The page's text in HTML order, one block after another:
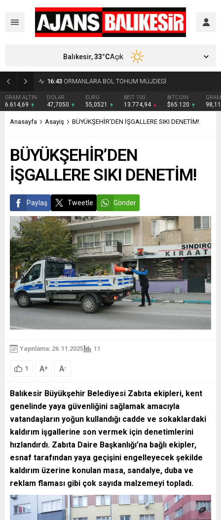
16:15 DENİZLERDE 100. YIL COŞKUSU YAŞANDI
DOLAR
47,7050
EURO
55,0521
BIST 100
13.774,94
BITCOIN
$65.120
GRAM GÜMÜŞ
98,11 ₺
Balıkesir,33°CAçık
Anasayfa Asayiş BÜYÜKŞEHİR’DEN İŞGALLERE SIKI DENETİM!
BÜYÜKŞEHİR’DEN
İŞGALLERE SIKI DENETİM!
Paylaş Tweetle Gönder
Yayınlama: 26.11.2025 11
1 A+ A-
Balıkesir Büyükşehir Belediyesi Zabıta ekipleri, kent
genelinde yaya güvenliğini sağlamak amacıyla
vatandaşların yoğun kullandığı cadde ve sokaklardaki
kaldırım işgallerine son vermek için denetimlerini
hızlandırdı. Zabıta Daire Başkanlığı’na bağlı ekipler,
esnaf tarafından yaya geçişini engelleyecek şekilde
kaldırım üzerine konulan masa, sandalye, duba ve
reklam flaması gibi çok sayıda malzemeyi topladı.